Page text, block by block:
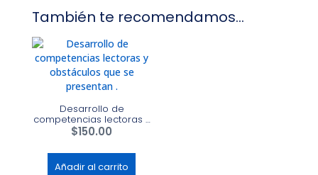
También te recomendamos…
Desarrollo de
competencias lectoras y
obstáculos que se
presentan .
$150.00
Añadir al carrito